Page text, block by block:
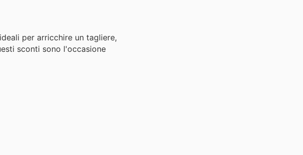
per arricchire un tagliere,
sconti sono l'occasione